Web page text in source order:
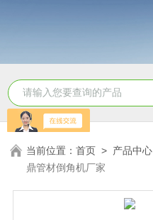
当前位置：首页 > 产品中心
鼎管材倒角机厂家